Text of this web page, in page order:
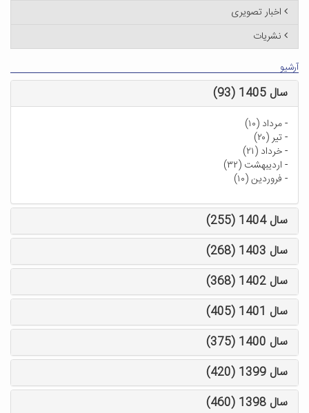
اخبار تصویری
نشریات
آرشیو
سال 1405 (93)
-مرداد (۱۰)
-تیر (۲۰)
-خرداد (۲۱)
- اردیبهشت (۳۲)
- فروردین (۱۰)
سال 1404 (255)
سال 1403 (268)
سال 1402 (368)
سال 1401 (405)
سال 1400 (375)
سال 1399 (420)
سال 1398 (460)